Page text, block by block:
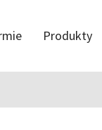
Produkty